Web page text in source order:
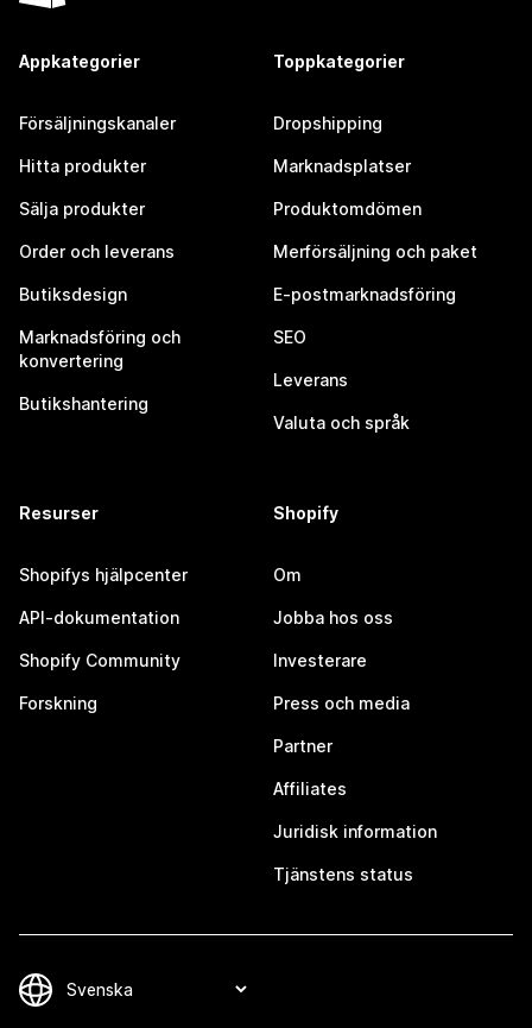
Appkategorier
Försäljningskanaler
Hitta produkter
Sälja produkter
Order och leverans
Butiksdesign
Marknadsföring och
konvertering
Butikshantering
Toppkategorier
Dropshipping
Marknadsplatser
Produktomdömen
Merförsäljning och paket
E-postmarknadsföring
SEO
Leverans
Valuta och språk
Resurser
Shopifys hjälpcenter
API-dokumentation
Shopify Community
Forskning
Shopify
Om
Jobba hos oss
Investerare
Press och media
Partner
Affiliates
Juridisk information
Tjänstens status